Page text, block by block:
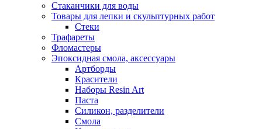
Стаканчики для воды
Товары для лепки и скульптурных работ
Стеки
Трафареты
Фломастеры
Эпоксидная смола, аксессуары
Артборды
Красители
Наборы Resin Art
Паста
Силикон, разделители
Смола